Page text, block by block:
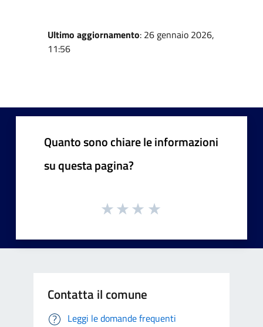
Ultimo aggiornamento: 26 gennaio 2026,
11:56
Quanto sono chiare le informazioni
su questa pagina?
Contatta il comune
Leggi le domande frequenti